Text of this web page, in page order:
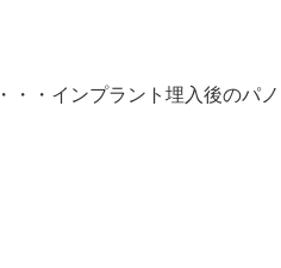
・・インプラント埋入後のパノ